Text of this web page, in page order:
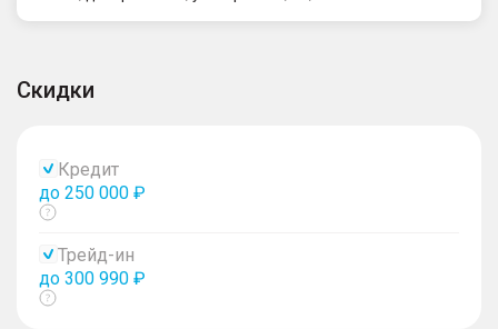
Скидки
Кредит
до 250 000 ₽
Показать
Трейд-ин
до 300 990 ₽
Показать